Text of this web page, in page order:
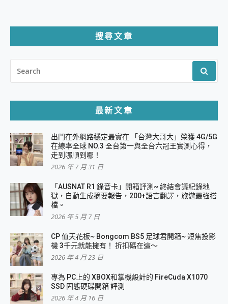
頁
搜尋文章
FOR:
最新文章
出門在外網路穩定最實在 「台灣大哥大」榮獲 4G/5G
在線率全球 NO.3 全台第一與全台六冠王實測心得，
走到哪順到哪！
2026 年 7 月 31 日
「AUSNAT R1 錄音卡」開箱評測~ 終結會議紀錄地
獄，自動生成摘要報告，200+語言翻譯，旅遊最強搭
檔。
2026 年 5 月 7 日
CP 值天花板~ Bongcom BS5 足球君開箱~ 短焦投影
機 3千元就能擁有！ 折扣碼在這～
2026 年 4 月 23 日
專為 PC上的 XBOX和掌機設計的 FireCuda X1070
SSD 固態硬碟開箱 評測
2026 年 4 月 16 日